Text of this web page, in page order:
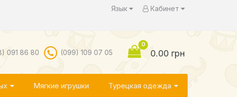
Язык Кабинет
091 86 80 (099) 109 07 05
0
0.00 грн
Мягкие игрушки Турецкая одежда